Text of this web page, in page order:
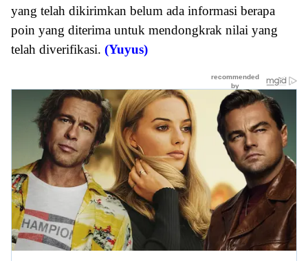
yang telah dikirimkan belum ada informasi berapa
poin yang diterima untuk mendongkrak nilai yang
telah diverifikasi. (Yuyus)